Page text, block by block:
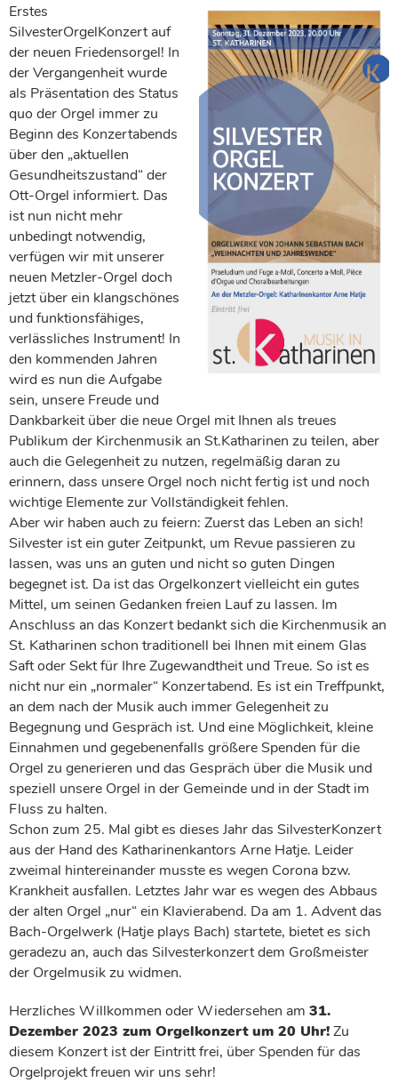
Erstes
SilvesterOrgelKonzert auf
der neuen Friedensorgel! In
der Vergangenheit wurde
als Präsentation des Status
quo der Orgel immer zu
Beginn des Konzertabends
über den „aktuellen
Gesundheitszustand“ der
Ott-Orgel informiert. Das
ist nun nicht mehr
unbedingt notwendig,
verfügen wir mit unserer
neuen Metzler-Orgel doch
jetzt über ein klangschönes
und funktionsfähiges,
verlässliches Instrument! In
den kommenden Jahren
wird es nun die Aufgabe
sein, unsere Freude und
Dankbarkeit über die neue Orgel mit Ihnen als treues
Publikum der Kirchenmusik an St.Katharinen zu teilen, aber
auch die Gelegenheit zu nutzen, regelmäßig daran zu
erinnern, dass unsere Orgel noch nicht fertig ist und noch
wichtige Elemente zur Vollständigkeit fehlen.
Aber wir haben auch zu feiern: Zuerst das Leben an sich!
Silvester ist ein guter Zeitpunkt, um Revue passieren zu
lassen, was uns an guten und nicht so guten Dingen
begegnet ist. Da ist das Orgelkonzert vielleicht ein gutes
Mittel, um seinen Gedanken freien Lauf zu lassen. Im
Anschluss an das Konzert bedankt sich die Kirchenmusik an
St. Katharinen schon traditionell bei Ihnen mit einem Glas
Saft oder Sekt für Ihre Zugewandtheit und Treue. So ist es
nicht nur ein „normaler“ Konzertabend. Es ist ein Treffpunkt,
an dem nach der Musik auch immer Gelegenheit zu
Begegnung und Gespräch ist. Und eine Möglichkeit, kleine
Einnahmen und gegebenenfalls größere Spenden für die
Orgel zu generieren und das Gespräch über die Musik und
speziell unsere Orgel in der Gemeinde und in der Stadt im
Fluss zu halten.
Schon zum 25. Mal gibt es dieses Jahr das SilvesterKonzert
aus der Hand des Katharinenkantors Arne Hatje. Leider
zweimal hintereinander musste es wegen Corona bzw.
Krankheit ausfallen. Letztes Jahr war es wegen des Abbaus
der alten Orgel „nur“ ein Klavierabend. Da am 1. Advent das
Bach-Orgelwerk (Hatje plays Bach) startete, bietet es sich
geradezu an, auch das Silvesterkonzert dem Großmeister
der Orgelmusik zu widmen.
Herzliches Willkommen oder Wiedersehen am 31.
Dezember 2023 zum Orgelkonzert um 20 Uhr!Zu
diesem Konzert ist der Eintritt frei, über Spenden für das
Orgelprojekt freuen wir uns sehr!